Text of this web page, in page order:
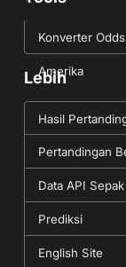
Konverter
Amerika
Lebih
Hasil
Pertandingan
Data API
Prediksi
English Site